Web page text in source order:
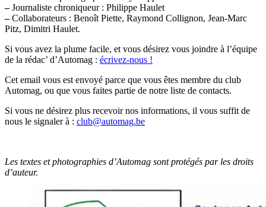
–Journaliste chroniqueur : Philippe Haulet
–Collaborateurs : Benoît Piette, Raymond Collignon, Jean-Marc
Pitz, Dimitri Haulet.
Si vous avez la plume facile, et vous désirez vous joindre à l’équipe
de la rédac’ d’Automag : écrivez-nous !
Cet email vous est envoyé parce que vous êtes membre du club
Automag, ou que vous faites partie de notre liste de contacts.
Si vous ne désirez plus recevoir nos informations, il vous suffit de
nous le signaler à : club@automag.be
Les textes et photographies d’Automag sont protégés par les droits
d’auteur.